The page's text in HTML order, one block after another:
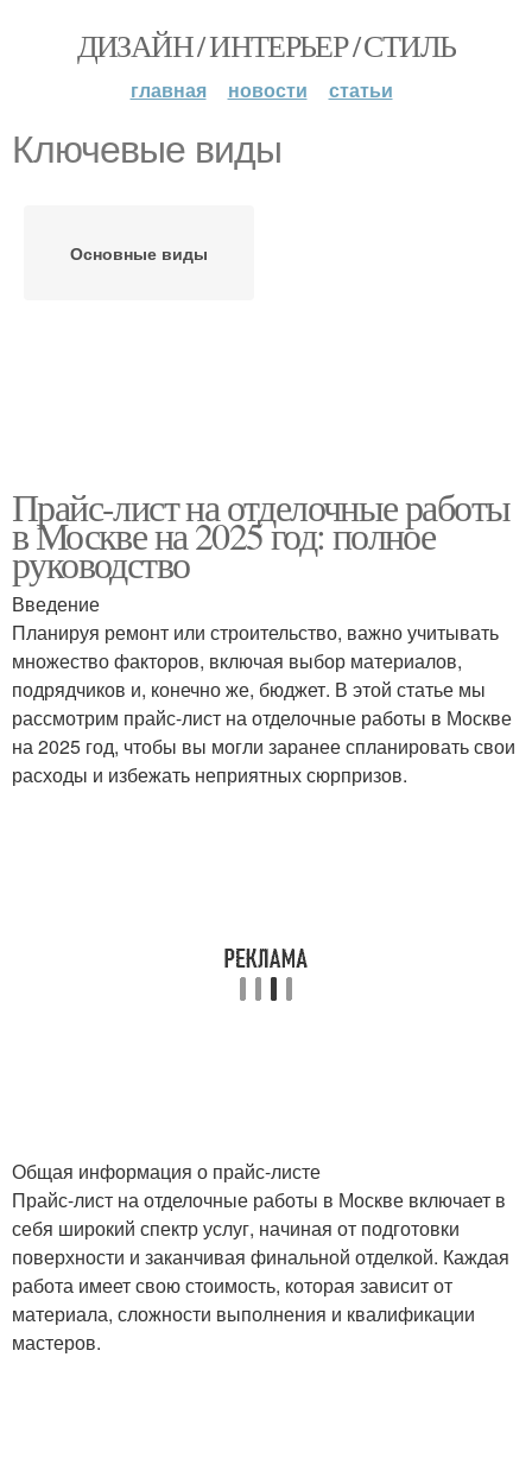
ДИЗАЙН / ИНТЕРЬЕР / СТИЛЬ
главная новости статьи
Ключевые виды
Основные виды
Прайс-лист на отделочные работы
в Москве на 2025 год: полное
руководство
Введение
Планируя ремонт или строительство, важно учитывать
множество факторов, включая выбор материалов,
подрядчиков и, конечно же, бюджет. В этой статье мы
рассмотрим прайс-лист на отделочные работы в Москве
на 2025 год, чтобы вы могли заранее спланировать свои
расходы и избежать неприятных сюрпризов.
Общая информация о прайс-листе
Прайс-лист на отделочные работы в Москве включает в
себя широкий спектр услуг, начиная от подготовки
поверхности и заканчивая финальной отделкой. Каждая
работа имеет свою стоимость, которая зависит от
материала, сложности выполнения и квалификации
мастеров.